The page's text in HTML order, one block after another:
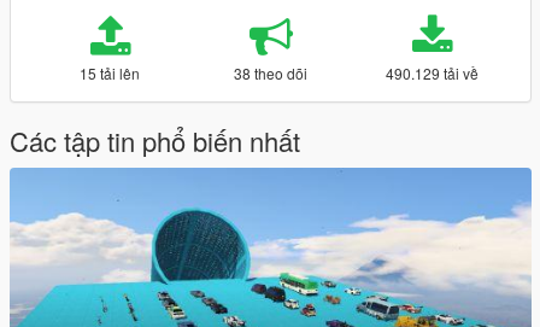
15 tải lên 38 theo dõi 490.129 tải về
Các tập tin phổ biến nhất